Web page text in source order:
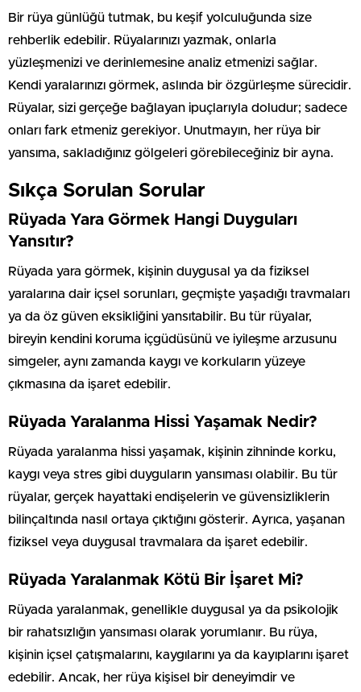
Bir rüya günlüğü tutmak, bu keşif yolculuğunda size
rehberlik edebilir. Rüyalarınızı yazmak, onlarla
yüzleşmenizi ve derinlemesine analiz etmenizi sağlar.
Kendi yaralarınızı görmek, aslında bir özgürleşme sürecidir.
Rüyalar, sizi gerçeğe bağlayan ipuçlarıyla doludur; sadece
onları fark etmeniz gerekiyor. Unutmayın, her rüya bir
yansıma, sakladığınız gölgeleri görebileceğiniz bir ayna.
Sıkça Sorulan Sorular
Rüyada Yara Görmek Hangi Duyguları
Yansıtır?
Rüyada yara görmek, kişinin duygusal ya da fiziksel
yaralarına dair içsel sorunları, geçmişte yaşadığı travmaları
ya da öz güven eksikliğini yansıtabilir. Bu tür rüyalar,
bireyin kendini koruma içgüdüsünü ve iyileşme arzusunu
simgeler, aynı zamanda kaygı ve korkuların yüzeye
çıkmasına da işaret edebilir.
Rüyada Yaralanma Hissi Yaşamak Nedir?
Rüyada yaralanma hissi yaşamak, kişinin zihninde korku,
kaygı veya stres gibi duyguların yansıması olabilir. Bu tür
rüyalar, gerçek hayattaki endişelerin ve güvensizliklerin
bilinçaltında nasıl ortaya çıktığını gösterir. Ayrıca, yaşanan
fiziksel veya duygusal travmalara da işaret edebilir.
Rüyada Yaralanmak Kötü Bir İşaret Mi?
Rüyada yaralanmak, genellikle duygusal ya da psikolojik
bir rahatsızlığın yansıması olarak yorumlanır. Bu rüya,
kişinin içsel çatışmalarını, kaygılarını ya da kayıplarını işaret
edebilir. Ancak, her rüya kişisel bir deneyimdir ve